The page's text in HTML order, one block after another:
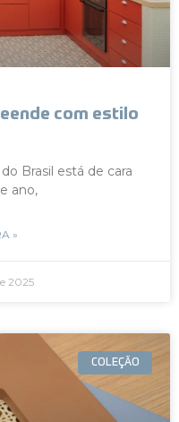
com estilo
Brasil está de cara
ano,
»
2025
COLEÇÃO